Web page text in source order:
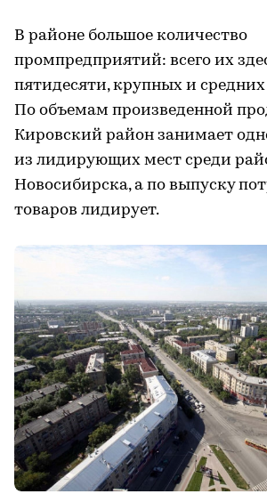
В районе большое количество
промпредприятий: всего их
пятидесяти, крупных и
По объемам произведенной
Кировский район занимает
из лидирующих мест среди
Новосибирска, а по выпуску
товаров лидирует.